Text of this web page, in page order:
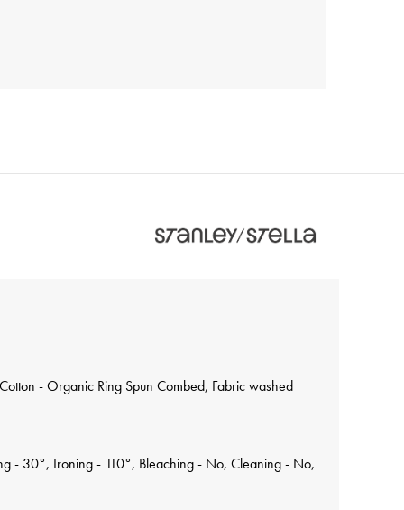
- Organic Ring Spun Combed, Fabric washed
- 30°, Ironing - 110°, Bleaching - No, Cleaning - No,